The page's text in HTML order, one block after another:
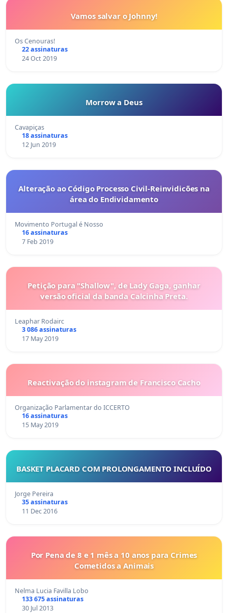
Vamos salvar o Johnny!
Os Cenouras!
22 assinaturas
24 Oct 2019
Morrow a Deus
Cavapiças
18 assinaturas
12 Jun 2019
Alteração ao Código Processo Civil-Reinvidicões na
área do Endividamento
Movimento Portugal é Nosso
16 assinaturas
7 Feb 2019
Petição para "Shallow", de Lady Gaga, ganhar
versão oficial da banda Calcinha Preta.
Leaphar Rodairc
3 086 assinaturas
17 May 2019
Reactivação do instagram de Francisco Cacho
Organização Parlamentar do ICCERTO
16 assinaturas
15 May 2019
BASKET PLACARD COM PROLONGAMENTO INCLUÍDO
Jorge Pereira
35 assinaturas
11 Dec 2016
Por Pena de 8 e 1 mês a 10 anos para Crimes
Cometidos a Animais
Nelma Lucia Favilla Lobo
133 675 assinaturas
30 Jul 2013